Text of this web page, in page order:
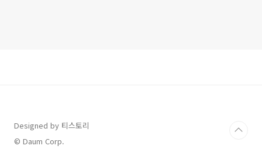
Designed by 티스토리
© Daum Corp.